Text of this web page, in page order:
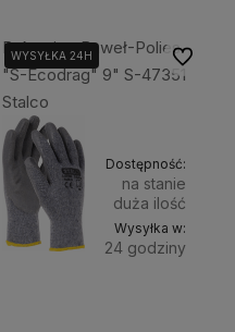
Rękawice Baweł-Polies.
"S-Ecodrag" 9" S-47351
Stalco
WYSYŁKA 24H
Dostępność:
na stanie
duża ilość
Wysyłka w:
24 godziny
Do